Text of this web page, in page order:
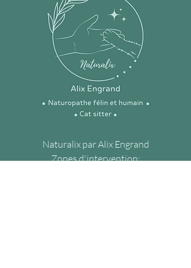
Naturalix par Alix Engrand
Zones d'intervention: